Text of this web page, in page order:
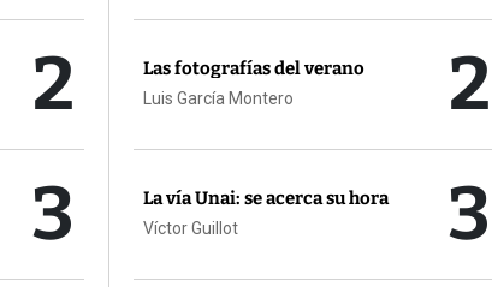
2
3
Las fotografías del verano
Luis García Montero 2
La vía Unai: se acerca su hora
Víctor Guillot 3